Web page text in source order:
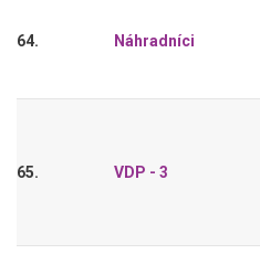
64. Náhradníci
65. VDP - 3